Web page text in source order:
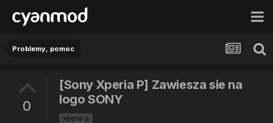
Problemy, pomoc
0
[Sony Xperia P] Zawiesza sie na
logo SONY
xperia p